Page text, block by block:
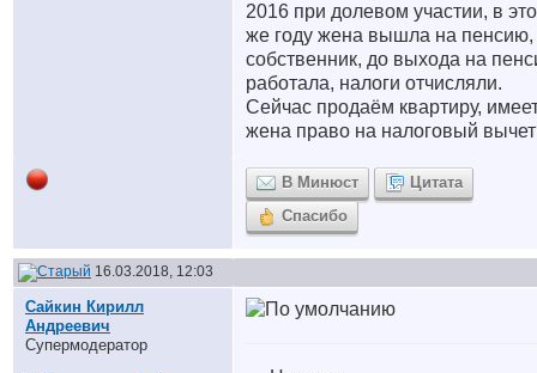
2016 при долевом участии, в
же году жена вышла на пенсию,
собственник, до выхода на
работала, налоги отчисляли.
Сейчас продаём квартиру,
жена право на налоговый
В Минюст
Цитата
Спасибо
16.03.2018, 12:03
Сайкин Кирилл
Андреевич
Супермодератор